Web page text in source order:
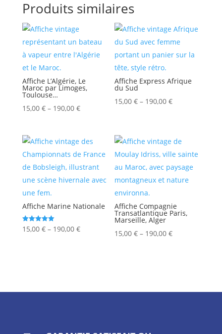
Produits similaires
Affiche L’Algérie, Le
Maroc par Limoges,
Toulouse…
15,00 €– 190,00 €
Affiche Express Afrique
du Sud
15,00€ – 190,00€
Affiche Marine Nationale
Note
5.00
15,00 €– 190,00 €
Affiche Compagnie
Transatlantique Paris,
Marseille, Alger
15,00€ – 190,00€